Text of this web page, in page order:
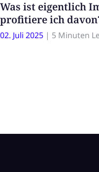
Was ist eigentlich
profitiere ich
02. Juli 2025 | 5 Minuten